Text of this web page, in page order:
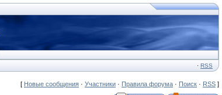
· RSS
[ Новые сообщения · Участники · Правила форума · Поиск · RSS ]